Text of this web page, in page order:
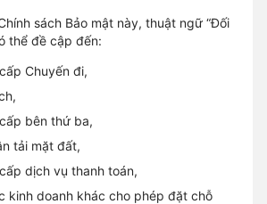
sách Bảo mật này, thuật ngữ “Đối
thể đề cập đến:
Chuyến đi,
bên thứ ba,
tải mặt đất,
dịch vụ thanh toán,
kinh doanh khác cho phép đặt chỗ